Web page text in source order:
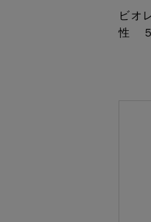
ビオ
性